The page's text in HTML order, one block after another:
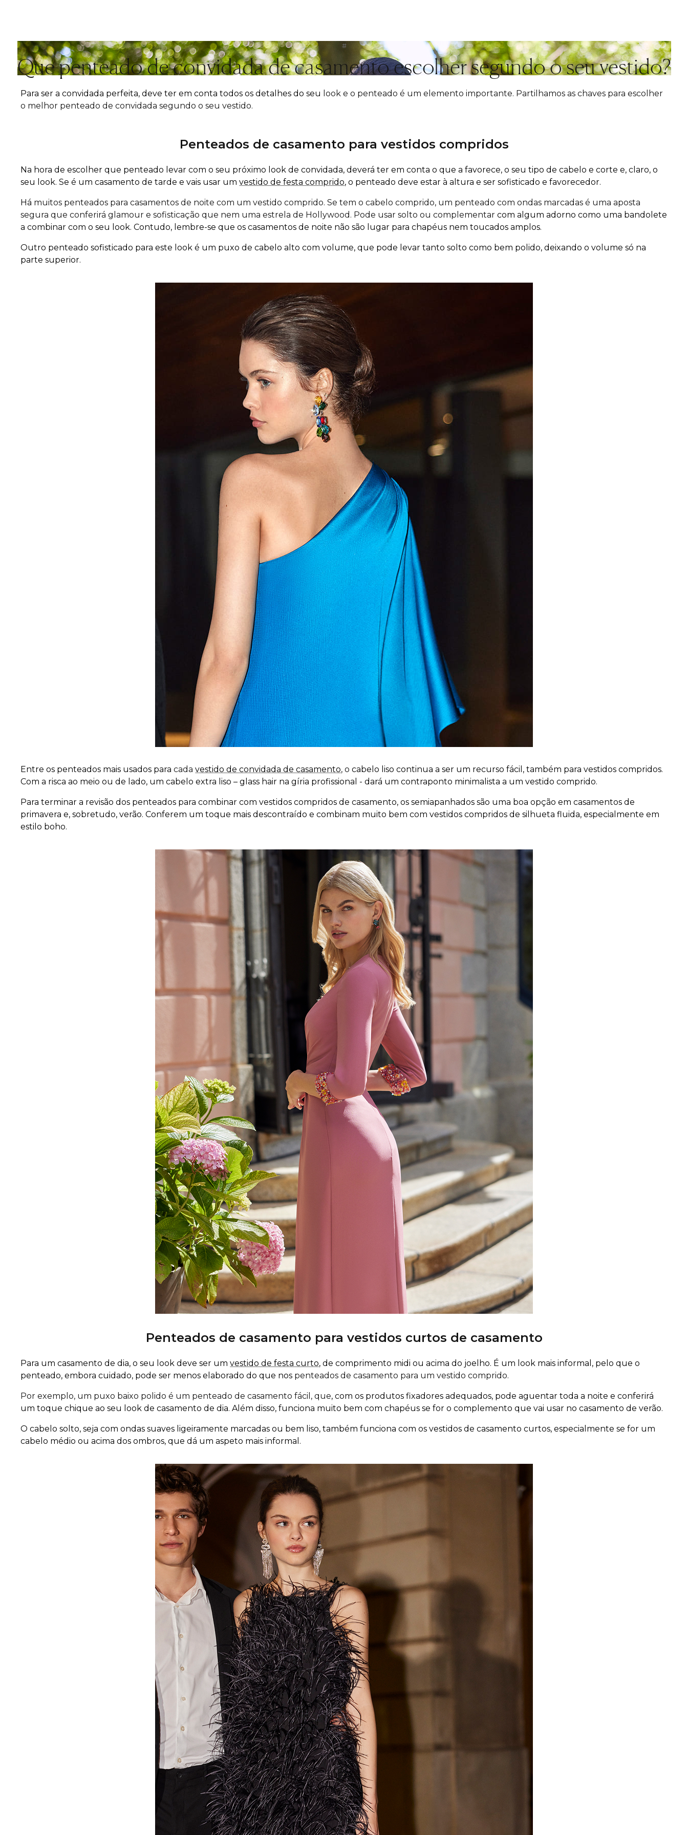
#
Que penteado de convidada de casamento escolher segundo o seu vestido?
Para ser a convidada perfeita, deve ter em conta todos os detalhes do seu look e o penteado é um elemento importante. Partilhamos as chaves para escolher
o melhor penteado de convidada segundo o seu vestido.
Penteados de casamento para vestidos compridos
Na hora de escolher que penteado levar com o seu próximo look de convidada, deverá ter em conta o que a favorece, o seu tipo de cabelo e corte e, claro, o
seu look. Se é um casamento de tarde e vais usar umvestido de festa comprido, o penteado deve estar à altura e ser sofisticado e favorecedor.
Há muitos penteados para casamentos de noite com um vestido comprido. Se tem o cabelo comprido, um penteado com ondas marcadas é uma aposta
segura que conferirá glamour e sofisticação que nem uma estrela de Hollywood. Pode usar solto ou complementar com algum adorno como uma bandolete
a combinar com o seu look. Contudo, lembre-se que os casamentos de noite não são lugar para chapéus nem toucados amplos.
Outro penteado sofisticado para este look é um puxo de cabelo alto com volume, que pode levar tanto solto como bem polido, deixando o volume só na
parte superior.
Entre os penteados mais usados paracadavestido de convidada de casamento, o cabelo liso continua a ser um recurso fácil, também para vestidos compridos.
Com a risca ao meio ou de lado, um cabelo extra liso – glass hair na gíria profissional - dará um contraponto minimalista a um vestido comprido.
Para terminar a revisão dos penteados para combinar com vestidos compridos de casamento, os semiapanhados são uma boa opção em casamentos de
primavera e, sobretudo, verão. Conferem um toque mais descontraído e combinam muito bem com vestidos compridos de silhueta fluida, especialmente em
estilo boho.
Penteados de casamento para vestidos curtos de casamento
Para um casamento de dia, o seu look deve ser umvestido de festa curto, de comprimento midi ou acima do joelho. É um look mais informal, pelo que o
penteado, embora cuidado, pode ser menos elaborado do que nos penteados de casamento para um vestido comprido.
Por exemplo, um puxo baixo polido é um penteado de casamento fácil, que, com os produtos fixadores adequados, pode aguentar toda a noite e conferirá
um toque chique ao seu look de casamento de dia. Além disso, funciona muito bem com chapéus se for o complemento que vai usar no casamento de verão.
O cabelo solto, seja com ondas suaves ligeiramente marcadas ou bem liso, também funciona com os vestidos de casamento curtos, especialmente se for um
cabelo médio ou acima dos ombros, que dá um aspeto mais informal.